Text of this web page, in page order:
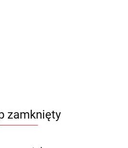
zamknięty